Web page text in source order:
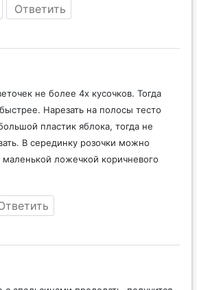
Ответить
не более 4х кусочков. Тогда
Нарезать на полосы тесто
пластик яблока, тогда не
В серединку розочки можно
маленькой ложечкой коричневого